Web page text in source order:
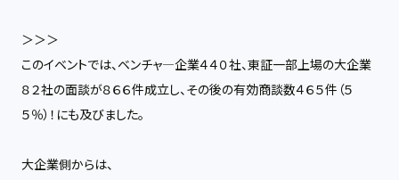
＞＞＞
このイベントでは、ベンチャ―企業４４０社、東証一部上場の大企業
８２社の面談が８６６件成立し、その後の有効商談数４６５件（５
５％）！にも及びました。
大企業側からは、